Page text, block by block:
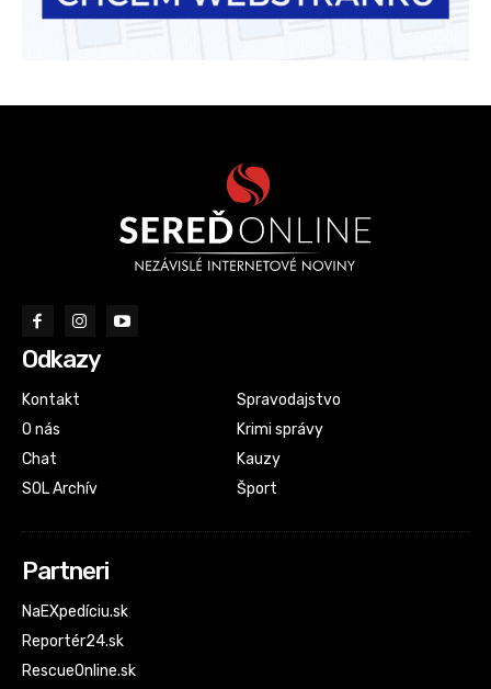
Odkazy
Kontakt
O nás
Chat
SOL Archív
Spravodajstvo
Krimi správy
Kauzy
Šport
Partneri
NaEXpedíciu.sk
Reportér24.sk
RescueOnline.sk